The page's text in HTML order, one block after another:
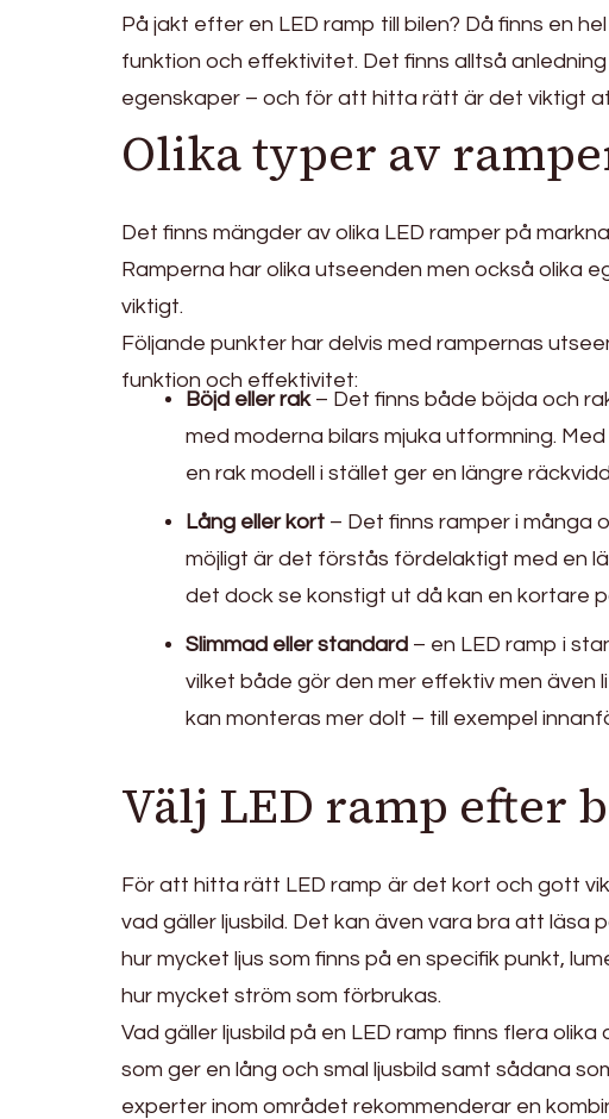
På jakt efter en LED ramp till bilen? Då finns en
funktion och effektivitet. Det finns alltså
egenskaper – och för att hitta rätt är det viktigt
Olika typer av
Det finns mängder av olika LED ramper på
Ramperna har olika utseenden men också olika
viktigt.
Följande punkter har delvis med rampernas
funktion och effektivitet:
Böjd eller rak– Det finns både böjda och
med moderna bilars mjuka utformning.
en rak modell i stället ger en längre
Lång eller kort – Det finns ramper i många
möjligt är det förstås fördelaktigt med en
det dock se konstigt ut då kan en kortare
Slimmad eller standard – en LED ramp i
vilket både gör den mer effektiv men även
kan monteras mer dolt – till exempel
Välj LED ramp efter
För att hitta rätt LED ramp är det kort och gott
vad gäller ljusbild. Det kan även vara bra att läsa
hur mycket ljus som finns på en specifik punkt,
hur mycket ström som förbrukas.
Vad gäller ljusbild på en LED ramp finns flera
som ger en lång och smal ljusbild samt sådana
experter inom området rekommenderar en